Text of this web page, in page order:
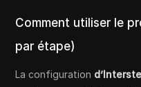
Comment utiliser le
par étape)
La configuration